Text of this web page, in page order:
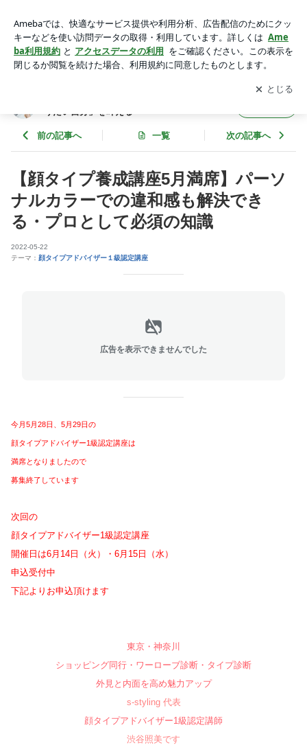
解決できる・プロとして必須の知識 | 自分軸で人生好転！外
見・内面を整えて「なりたい自分」を叶える
アプリをダウンロードして ブログの更新通知
を受け取りまし
ょう。
開く
りたい自分」を叶える
前の記事へ 一覧 次の記事へ
【顔タイプ養成講座5月満席】パーソ
ナルカラーでの違和感も解決でき
る・プロとして必須の知識
2022-05-22
テーマ： 顔タイプアドバイザー１級認定講座
広告を表示できませんでした
今月5月28日、5月29日の
顔タイプアドバイザー1級認定講座は
満席となりましたので
募集終了しています
次回の
顔タイプアドバイザー1級認定講座
開催日は6月14日（火）・6月15日（水）
申込受付中
下記よりお申込頂けます
東京・神奈川
ショッピング同行・ワーローブ診断・タイプ診断
外見と内面を高め魅力アップ
s-styling 代表
顔タイプアドバイザー1級認定講師
渋谷照美です